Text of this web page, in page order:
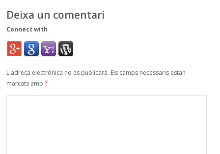
Deixa un comentari
Connect with
L'adreça electrònica no es publicarà. Els camps necessaris estan
marcats amb*